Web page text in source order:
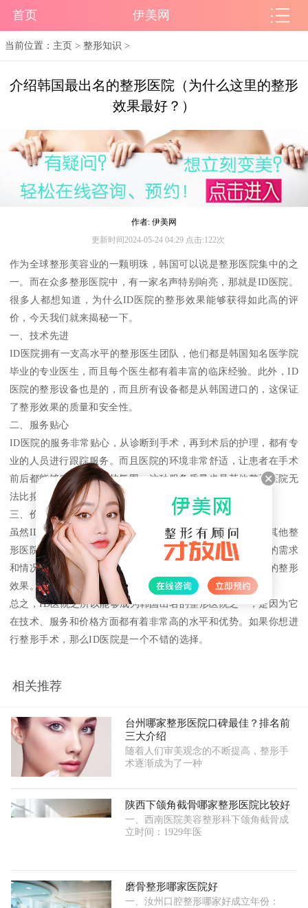
首页 伊美网
当前位置： 主页 >整形知识 >
介绍韩国最出名的整形医院（为什么这里的整形
效果最好？）
作者: 伊美网
更新时间2024-05-24 04:29 点击:122次
作为全球整形美容业的一颗明珠，韩国可以说是整形医院集中的之
一。而在众多整形医院中，有一家名声特别响亮，那就是ID医院。
很多人都想知道，为什么ID医院的整形效果能够获得如此高的评
价，今天我们就来揭秘一下。
一、技术先进
ID医院拥有一支高水平的整形医生团队，他们都是韩国知名医学院
毕业的专业医生，而且每个医生都有着丰富的临床经验。此外，ID
医院的整形设备也是的，而且所有设备都是从韩国进口的，这保证
了整形效果的质量和安全性。
二、服务贴心
ID医院的服务非常贴心，从诊断到手术，再到术后的护理，都有专
业的人员进行跟踪服务。而且医院的环境非常舒适，让患者在手术
前后都能够感受到温馨的氛围，这种服务质量也是其他整形医院无
法比拟的。
三、价格合理
虽然ID医院的整形效果非常好，但是价格却非常合理。相比其他整
形医院，ID医院的整形费用并不高，而且医院还会根据患者的需求
和情况，制定出适合的整形方案，让患者能够以的价格获得的整形
效果。
总之，ID医院之所以能够成为韩国出名的整形医院之一，是因为它
在技术、服务和价格方面都有着非常高的水平和优势。如果你想进
行整形手术，那么ID医院是一个不错的选择。
相关推荐
台州哪家整形医院口碑最佳？排名前
三大介绍
随着人们审美观念的不断提高，整形手
术逐渐成为了一种
陕西下颌角截骨哪家整形医院比较好
一、西南医院美容整形科下颌角截骨成
立时间：1929年医
磨骨整形哪家医院好
一、汝州口腔整形哪家好成立年份：